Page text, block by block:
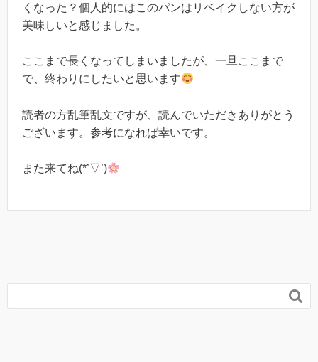
くなった？個人的にはこのパンはリベイクしない方が
美味しいと感じました。
ここまで長くなってしまいましたが、一旦ここまで
で、終わりにしたいと思います
読者の方乱筆乱文ですが、読んでいただきありがとう
ございます。参考になれば幸いです。
また来てね(*’▽’)
